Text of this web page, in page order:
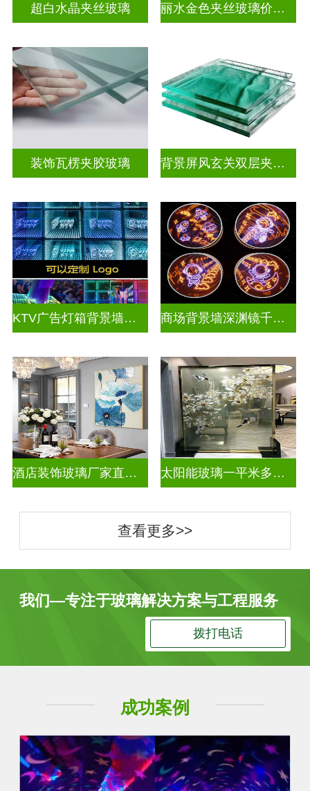
超白水晶夹丝玻璃 丽水金色夹丝玻璃价钱表
装饰瓦楞夹胶玻璃 背景屏风玄关双层夹娟玻璃
KTV广告灯箱背景墙定制做千层镜 商场背景墙深渊镜千层镜
酒店装饰玻璃厂家直销批发 太阳能玻璃一平米多少钱
查看更多>>
我们—专注于玻璃解决方案与工程服务
拨打电话
成功案例